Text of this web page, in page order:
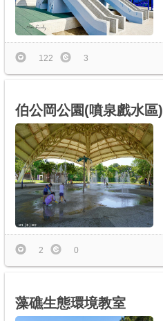
122 3
伯公岡公園(噴泉戲水區)
2 0
藻礁生態環境教室